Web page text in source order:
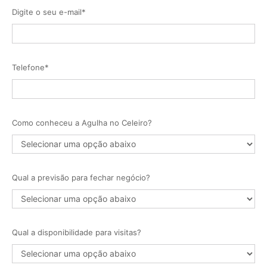
Digite o seu e-mail*
Telefone*
Como conheceu a Agulha no Celeiro?
Qual a previsão para fechar negócio?
Qual a disponibilidade para visitas?